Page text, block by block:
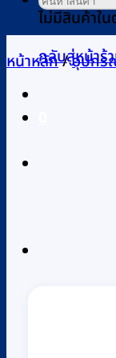
ไม่มีสินค้าใน
กลับสู่หน้าร้
หน้าหลัก/อุปกร